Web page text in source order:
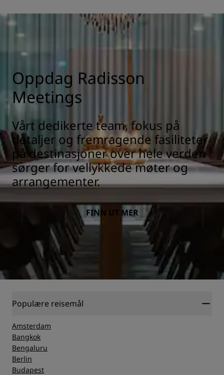
Oppdag Radisson
Meetings
Vårt dedikerte team, fokus på
detaljer og fremragende fasiliteter
på destinasjoner over hele verden
sørger for vellykkede møter og
arrangementer.
FINN UT MER
Populære reisemål
Amsterdam
Bangkok
Bengaluru
Berlin
Budapest